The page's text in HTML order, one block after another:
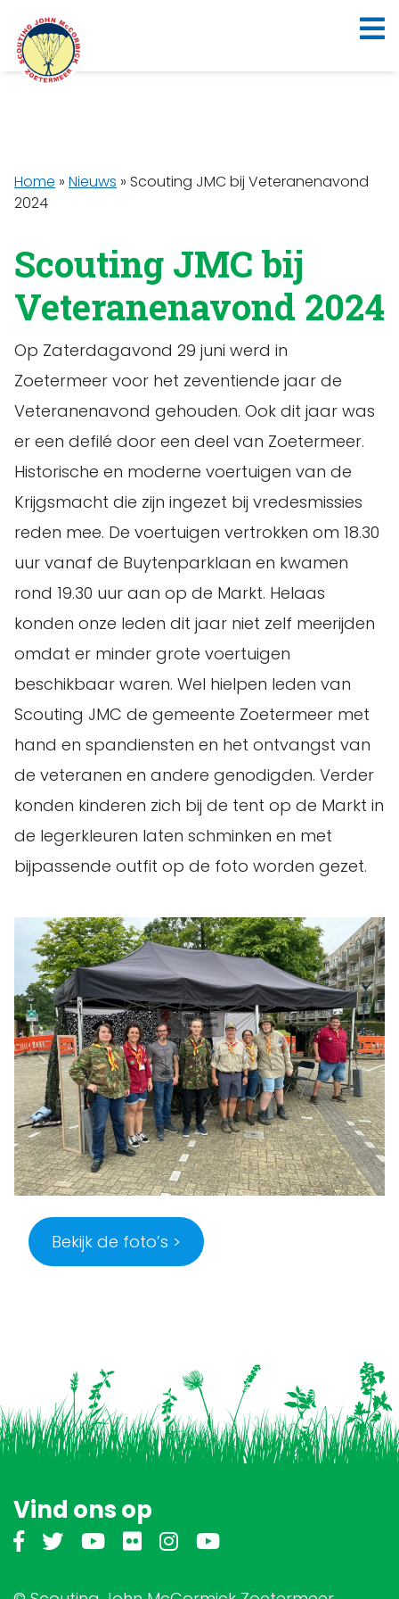
Home » Nieuws » Scouting JMC bij Veteranenavond
2024
Scouting JMC bij
Veteranenavond 2024
Op Zaterdagavond 29 juni werd in
Zoetermeer voor het zeventiende jaar de
Veteranenavond gehouden. Ook dit jaar was
er een defilé door een deel van Zoetermeer.
Historische en moderne voertuigen van de
Krijgsmacht die zijn ingezet bij vredesmissies
reden mee. De voertuigen vertrokken om 18.30
uur vanaf de Buytenparklaan en kwamen
rond 19.30 uur aan op de Markt. Helaas
konden onze leden dit jaar niet zelf meerijden
omdat er minder grote voertuigen
beschikbaar waren. Wel hielpen leden van
Scouting JMC de gemeente Zoetermeer met
hand en spandiensten en het ontvangst van
de veteranen en andere genodigden. Verder
konden kinderen zich bij de tent op de Markt in
de legerkleuren laten schminken en met
bijpassende outfit op de foto worden gezet.
Bekijk de foto’s >
Vind ons op